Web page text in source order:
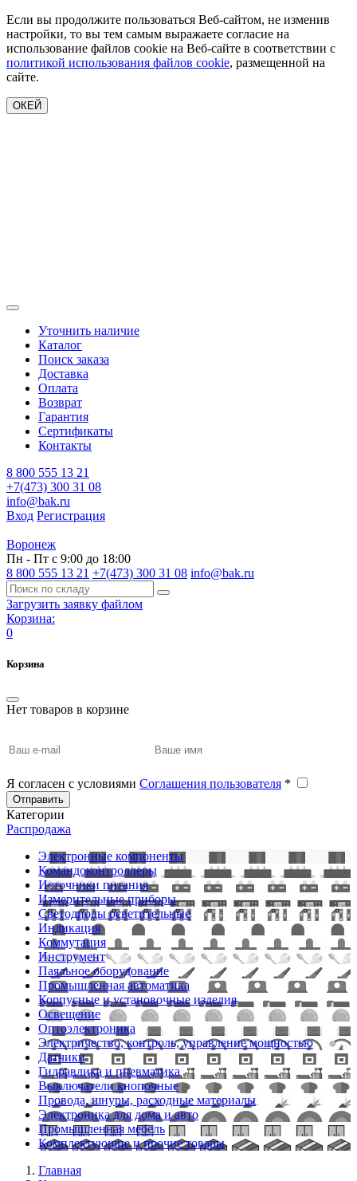
Если вы продолжите пользоваться Веб-сайтом, не изменив
настройки, то вы тем самым выражаете согласие на
использование файлов cookie на Веб-сайте в соответствии с
политикой использования файлов cookie, размещенной на
сайте.
ОКЕЙ
Уточнить наличие
Каталог
Поиск заказа
Доставка
Оплата
Возврат
Гарантия
Сертификаты
Контакты
8 800 555 13 21
+7(473) 300 31 08
info@bak.ru
Вход Регистрация
Воронеж
Пн - Пт с 9:00 до 18:00
8 800 555 13 21 +7(473) 300 31 08 info@bak.ru
Загрузить заявку файлом
Корзина:
0
Корзина
Нет товаров в корзине
Я согласен с условиями Соглашения пользователя *
Отправить
Категории
Распродажа
Электронные компоненты
Командоконтроллеры
Источники питания
Измерительные приборы
Светодиоды осветительные
Индикация
Коммутация
Инструмент
Паяльное оборудование
Промышленная автоматика
Корпусные и установочные изделия
Освещение
Оптоэлектроника
Электричество, контроль, управление мощностью
Датчики
Гидравлика и пневматика
Выключатели кнопочные
Провода, шнуры, расходные материалы
Электроника для дома и авто
Промышленная мебель
Комплектующие и прочие товары
Главная